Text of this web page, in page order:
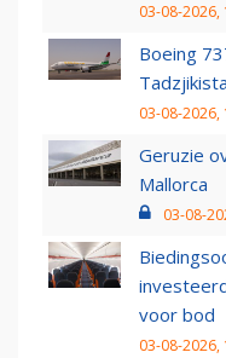
03-08-2026,
Boeing
03-08-2026,
Geruzie
Mallorca
03-08-
voor bod
03-08-2026,